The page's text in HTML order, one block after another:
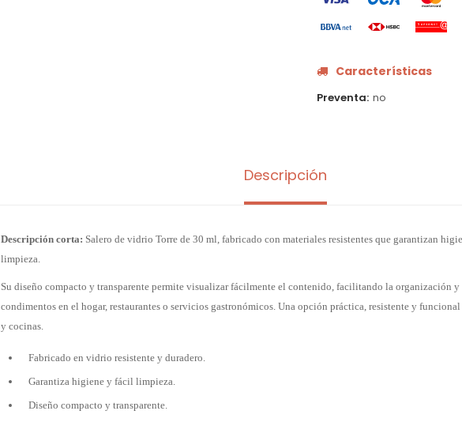
Características
Preventa no
Descripción
Descripción corta: Salero de vidrio Torre de 30 ml, fabricado con materiales resistentes que garantizan
limpieza.
Su diseño compacto y transparente permite visualizar fácilmente el contenido, facilitando la organización
condimentos en el hogar, restaurantes o servicios gastronómicos. Una opción práctica, resistente y
y cocinas.
Fabricado en vidrio resistente y duradero.
Garantiza higiene y fácil limpieza.
Diseño compacto y transparente.